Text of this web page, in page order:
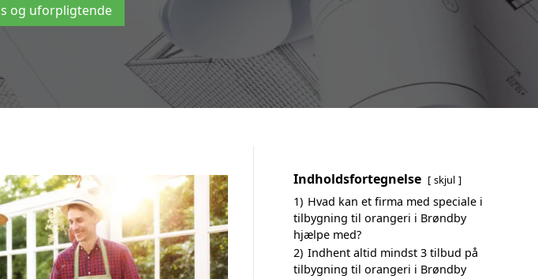
og uforpligtende
Indholdsfortegnelse skjul
1) Hvad kan et firma med speciale i
tilbygning til orangeri i Brøndby
hjælpe med?
2) Indhent altid mindst 3 tilbud på
tilbygning til orangeri i Brøndby